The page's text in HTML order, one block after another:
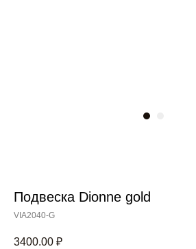
Подвеска Dionne gold
Артикул:
VIA2040-G
3400.00 ₽